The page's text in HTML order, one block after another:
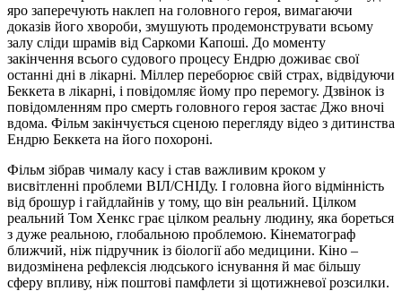
яро заперечують наклеп на головного героя, вимагаючи
доказів його хвороби, змушують продемонструвати всьому
залу сліди шрамів від Саркоми Капоші. До моменту
закінчення всього судового процесу Ендрю доживає свої
останні дні в лікарні. Міллер переборює свій страх, відвідуючи
Беккета в лікарні, і повідомляє йому про перемогу. Дзвінок із
повідомленням про смерть головного героя застає Джо вночі
вдома. Фільм закінчується сценою перегляду відео з дитинства
Ендрю Беккета на його похороні.
Фільм зібрав чималу касу і став важливим кроком у
висвітленні проблеми ВІЛ/СНІДу. І головна його відмінність
від брошур і гайдлайнів у тому, що він реальний. Цілком
реальний Том Хенкс грає цілком реальну людину, яка бореться
з дуже реальною, глобальною проблемою. Кінематограф
ближчий, ніж підручник із біології або медицини. Кіно –
видозмінена рефлексія людського існування й має більшу
сферу впливу, ніж поштові памфлети зі щотижневої розсилки.